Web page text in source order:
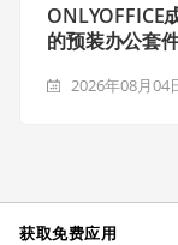
的预装办公套
2026年08月04
获取免费应用